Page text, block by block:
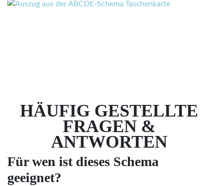
HÄUFIG GESTELLTE
FRAGEN &
ANTWORTEN
Für wen ist dieses Schema
geeignet?